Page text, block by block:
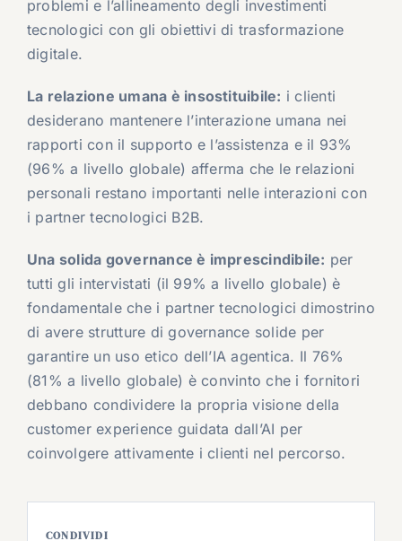
problemi e l’allineamento degli investimenti
tecnologici con gli obiettivi di trasformazione
digitale.
La relazione umana è insostituibile: i clienti
desiderano mantenere l’interazione umana nei
rapporti con il supporto e l’assistenza e il 93%
(96% a livello globale) afferma che le relazioni
personali restano importanti nelle interazioni con
i partner tecnologici B2B.
Una solida governance è imprescindibile: per
tutti gli intervistati (il 99% a livello globale) è
fondamentale che i partner tecnologici dimostrino
di avere strutture di governance solide per
garantire un uso etico dell’IA agentica. Il 76%
(81% a livello globale) è convinto che i fornitori
debbano condividere la propria visione della
customer experience guidata dall’AI per
coinvolgere attivamente i clienti nel percorso.
CONDIVIDI